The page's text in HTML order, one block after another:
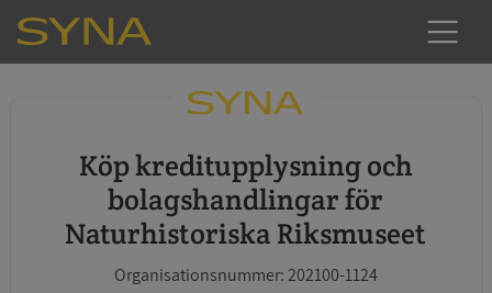
Köp kreditupplysning och
bolagshandlingar för
Naturhistoriska Riksmuseet
Organisationsnummer: 202100-1124